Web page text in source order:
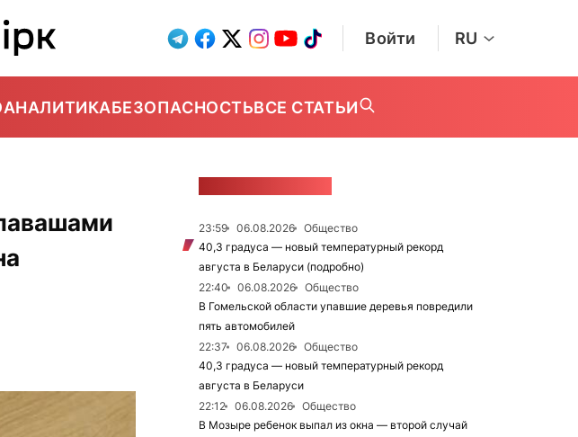
Войти RU
АНАЛИТИКАБЕЗОПАСНОСТЬВСЕ СТАТЬИ
23:59 06.08.2026
Общество
40,3 градуса — новый температурный рекорд
августа в Беларуси (подробно)
22:40
06.08.2026
Общество
В Гомельской области упавшие деревья повредили
пять автомобилей
22:37
06.08.2026
Общество
40,3 градуса — новый температурный рекорд
августа в Беларуси
22:12
06.08.2026
Общество
В Мозыре ребенок выпал из окна — второй случай